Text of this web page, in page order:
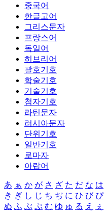
중국어
한글고어
그리스문자
프랑스어
독일어
히브리어
괄호기호
학술기호
기술기호
첨자기호
라틴문자
러시아문자
단위기호
일반기호
로마자
아랍어
あ ぁ か が さ ざ た だ な は
き ぎ し じ ち ぢ に ひ び ぴ
ぬ ふ ぶ ぷ む ゆ ゅ る え ぇ